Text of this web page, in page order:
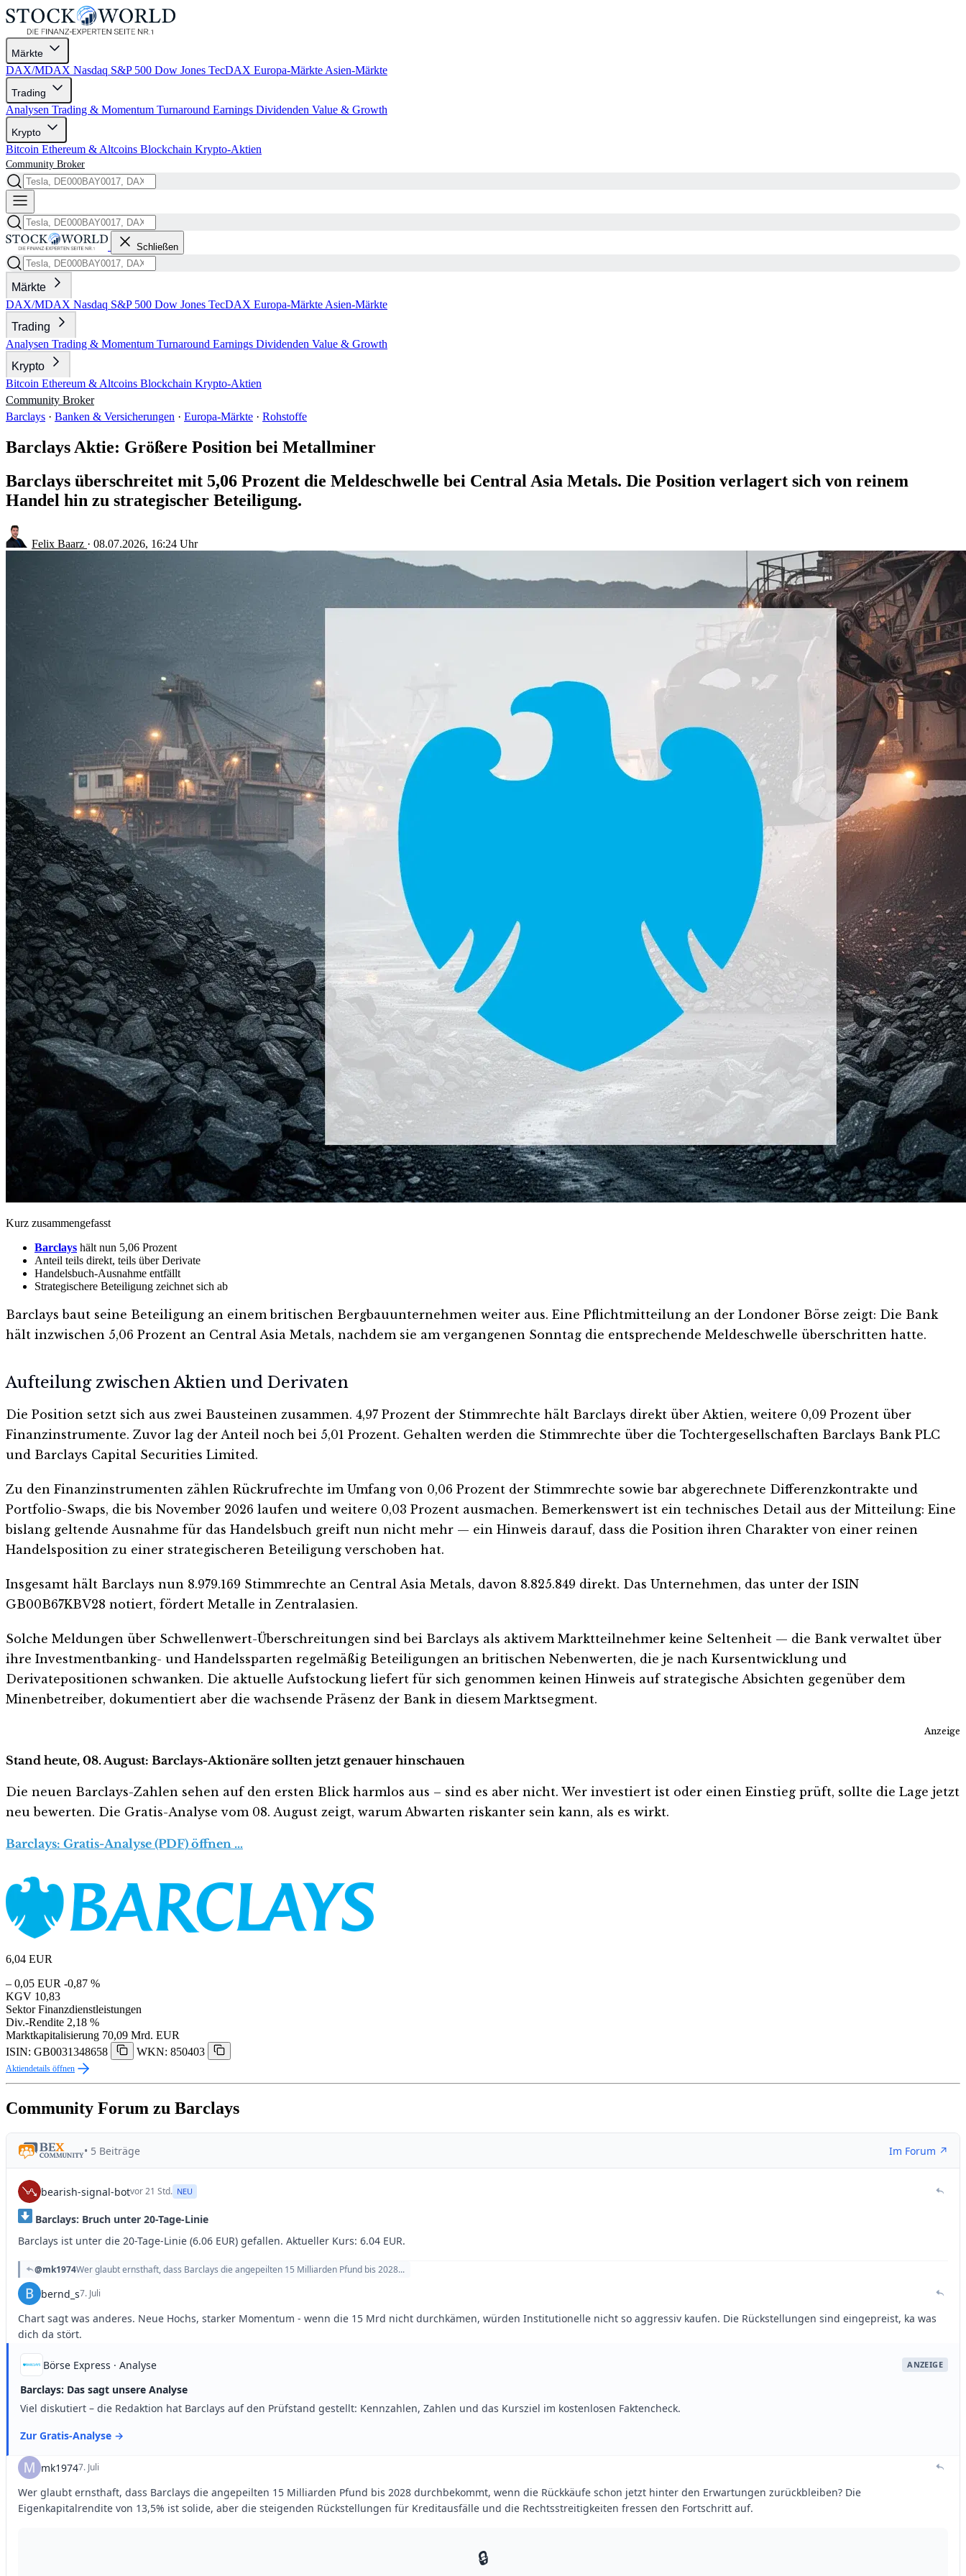
Märkte
DAX/MDAX Nasdaq S&P 500 Dow Jones TecDAX Europa-Märkte Asien-Märkte
Trading
Analysen Trading & Momentum Turnaround Earnings Dividenden Value & Growth
Krypto
Bitcoin Ethereum & Altcoins Blockchain Krypto-Aktien
Community Broker
Schließen
Märkte
DAX/MDAX Nasdaq S&P 500 Dow Jones TecDAX Europa-Märkte Asien-Märkte
Trading
Analysen Trading & Momentum Turnaround Earnings Dividenden Value & Growth
Krypto
Bitcoin Ethereum & Altcoins Blockchain Krypto-Aktien
Community Broker
Barclays · Banken & Versicherungen · Europa-Märkte · Rohstoffe
Barclays Aktie: Größere Position bei Metallminer
Barclays überschreitet mit 5,06 Prozent die Meldeschwelle bei Central Asia Metals. Die Position verlagert sich von reinem
Handel hin zu strategischer Beteiligung.
Felix Baarz · 08.07.2026, 16:24 Uhr
Kurz zusammengefasst
Barclays hält nun 5,06 Prozent
Anteil teils direkt, teils über Derivate
Handelsbuch-Ausnahme entfällt
Strategischere Beteiligung zeichnet sich ab
Barclays baut seine Beteiligung an einem britischen Bergbauunternehmen weiter aus. Eine Pflichtmitteilung an der Londoner Börse zeigt: Die Bank
hält inzwischen 5,06 Prozent an Central Asia Metals, nachdem sie am vergangenen Sonntag die entsprechende Meldeschwelle überschritten hatte.
Aufteilung zwischen Aktien und Derivaten
Die Position setzt sich aus zwei Bausteinen zusammen. 4,97 Prozent der Stimmrechte hält Barclays direkt über Aktien, weitere 0,09 Prozent über
Finanzinstrumente. Zuvor lag der Anteil noch bei 5,01 Prozent. Gehalten werden die Stimmrechte über die Tochtergesellschaften Barclays Bank PLC
und Barclays Capital Securities Limited.
Zu den Finanzinstrumenten zählen Rückrufrechte im Umfang von 0,06 Prozent der Stimmrechte sowie bar abgerechnete Differenzkontrakte und
Portfolio-Swaps, die bis November 2026 laufen und weitere 0,03 Prozent ausmachen. Bemerkenswert ist ein technisches Detail aus der Mitteilung: Eine
bislang geltende Ausnahme für das Handelsbuch greift nun nicht mehr — ein Hinweis darauf, dass die Position ihren Charakter von einer reinen
Handelsposition zu einer strategischeren Beteiligung verschoben hat.
Insgesamt hält Barclays nun 8.979.169 Stimmrechte an Central Asia Metals, davon 8.825.849 direkt. Das Unternehmen, das unter der ISIN
GB00B67KBV28 notiert, fördert Metalle in Zentralasien.
Solche Meldungen über Schwellenwert-Überschreitungen sind bei Barclays als aktivem Marktteilnehmer keine Seltenheit — die Bank verwaltet über
ihre Investmentbanking- und Handelssparten regelmäßig Beteiligungen an britischen Nebenwerten, die je nach Kursentwicklung und
Derivatepositionen schwanken. Die aktuelle Aufstockung liefert für sich genommen keinen Hinweis auf strategische Absichten gegenüber dem
Minenbetreiber, dokumentiert aber die wachsende Präsenz der Bank in diesem Marktsegment.
Anzeige
Stand heute, 08. August: Barclays-Aktionäre sollten jetzt genauer hinschauen
Die neuen Barclays-Zahlen sehen auf den ersten Blick harmlos aus – sind es aber nicht. Wer investiert ist oder einen Einstieg prüft, sollte die Lage jetzt
neu bewerten. Die Gratis-Analyse vom 08. August zeigt, warum Abwarten riskanter sein kann, als es wirkt.
Barclays: Gratis-Analyse (PDF) öffnen …
6,04 EUR
– 0,05 EUR -0,87 %
KGV 10,83
Sektor Finanzdienstleistungen
Div.-Rendite 2,18 %
Marktkapitalisierung 70,09 Mrd. EUR
ISIN: GB0031348658
WKN: 850403
Aktiendetails öffnen
Community Forum zu Barclays